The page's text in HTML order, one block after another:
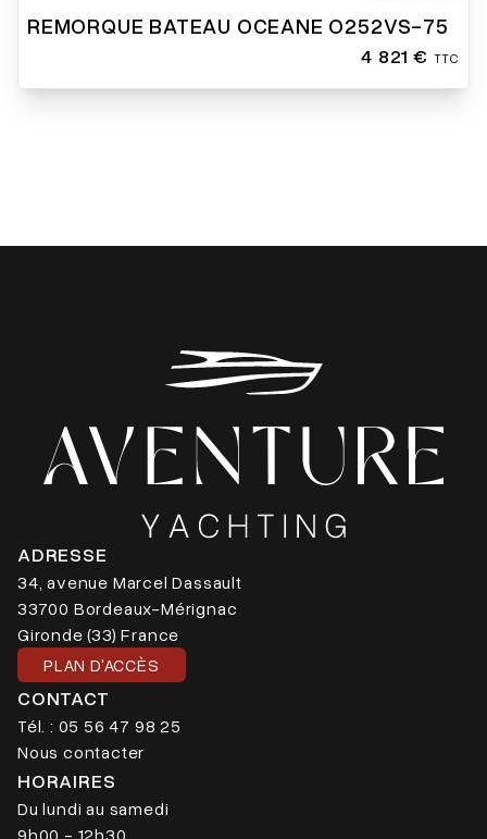
REMORQUE BATEAU OCEANE O252VS-75
4 821 € TTC
ADRESSE
34, avenue Marcel Dassault
33700 Bordeaux-Mérignac
Gironde (33) France
PLAN D'ACCÈS
CONTACT
Tél. : 05 56 47 98 25
Nous contacter
HORAIRES
Du lundi au samedi